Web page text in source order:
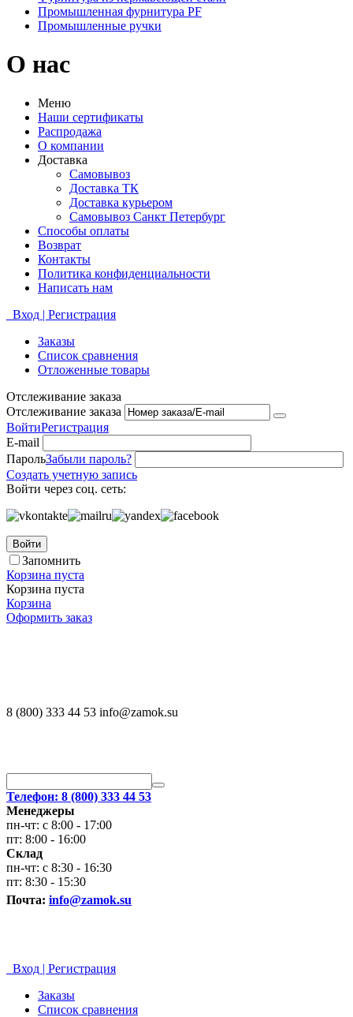
Промышленная фурнитура PF
Промышленные ручки
О нас
Меню
Наши сертификаты
Распродажа
О компании
Доставка
Самовывоз
Доставка ТК
Доставка курьером
Самовывоз Санкт Петербург
Способы оплаты
Возврат
Контакты
Политика конфиденциальности
Написать нам
Вход | Регистрация
Заказы
Список сравнения
Отложенные товары
Отслеживание заказа
Отслеживание заказа
ВойтиРегистрация
E-mail
ПарольЗабыли пароль?
Создать учетную запись
Войти через соц. сеть:
Войти
Запомнить
Корзина пуста
Корзина пуста
Корзина
Оформить заказ
8 (800) 333 44 53 info@zamok.su
Телефон: 8 (800) 333 44 53
Менеджеры
пн-чт: с 8:00 - 17:00
пт: 8:00 - 16:00
Склад
пн-чт: с 8:30 - 16:30
пт: 8:30 - 15:30
Почта: info@zamok.su
Вход | Регистрация
Заказы
Список сравнения